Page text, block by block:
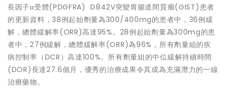
長因子α受體(PDGFRA) D842V突變胃腸道間質瘤(GIST)患者
的更新資料，38例起始劑量為300/400mg的患者中，36例緩
解，總體緩解率(ORR)高達95%。28例起始劑量為300mg的患
者中，27例緩解，總體緩解率(ORR)為96%，所有劑量組的疾
病控制率（DCR）高達100%。所有劑量組的中位緩解持續時間
(DOR)長達27.6個月，優秀的治療成果令其成為充滿潛力的一線
治療藥物。